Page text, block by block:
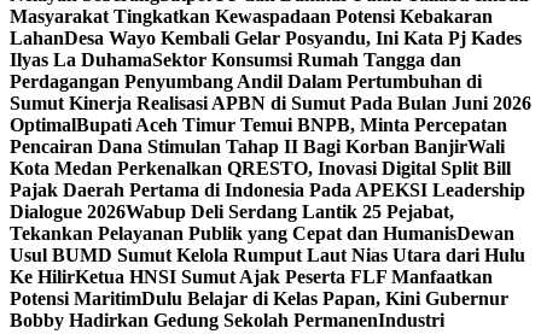
Masyarakat Tingkatkan Kewaspadaan Potensi Kebakaran
LahanDesa Wayo Kembali Gelar Posyandu, Ini Kata Pj Kades
Ilyas La DuhamaSektor Konsumsi Rumah Tangga dan
Perdagangan Penyumbang Andil Dalam Pertumbuhan di
Sumut ‎ Kinerja Realisasi APBN di Sumut Pada Bulan Juni 2026
Optimal‎‎Bupati Aceh Timur Temui BNPB, Minta Percepatan
Pencairan Dana Stimulan Tahap II Bagi Korban BanjirWali
Kota Medan Perkenalkan QRESTO, Inovasi Digital Split Bill
Pajak Daerah Pertama di Indonesia Pada APEKSI Leadership
Dialogue 2026Wabup Deli Serdang Lantik 25 Pejabat,
Tekankan Pelayanan Publik yang Cepat dan HumanisDewan
Usul BUMD Sumut Kelola Rumput Laut Nias Utara dari Hulu
Ke HilirKetua HNSI Sumut Ajak Peserta FLF Manfaatkan
Potensi MaritimDulu Belajar di Kelas Papan, Kini Gubernur
Bobby Hadirkan Gedung Sekolah PermanenIndustri